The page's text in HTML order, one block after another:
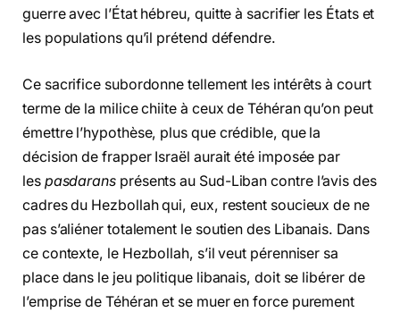
guerre avec l’État hébreu, quitte à sacrifier les États et
les populations qu’il prétend défendre.
Ce sacrifice subordonne tellement les intérêts à court
terme de la milice chiite à ceux de Téhéran qu’on peut
émettre l’hypothèse, plus que crédible, que la
décision de frapper Israël aurait été imposée par
les pasdaransprésents au Sud-Liban contre l’avis des
cadres du Hezbollah qui, eux, restent soucieux de ne
pas s’aliéner totalement le soutien des Libanais. Dans
ce contexte, le Hezbollah, s’il veut pérenniser sa
place dans le jeu politique libanais, doit se libérer de
l’emprise de Téhéran et se muer en force purement